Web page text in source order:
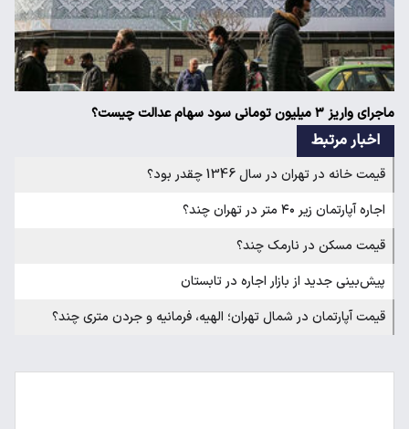
ماجرای واریز ۳ میلیون تومانی سود سهام عدالت چیست؟
اخبار مرتبط
قیمت خانه در تهران در سال 1346 چقدر بود؟
اجاره آپارتمان زیر ۴۰ متر در تهران چند؟
قیمت مسکن در نارمک چند؟
پیش‌بینی جدید از بازار اجاره در تابستان
قیمت آپارتمان در شمال تهران؛ الهیه، فرمانیه و جردن متری چند؟